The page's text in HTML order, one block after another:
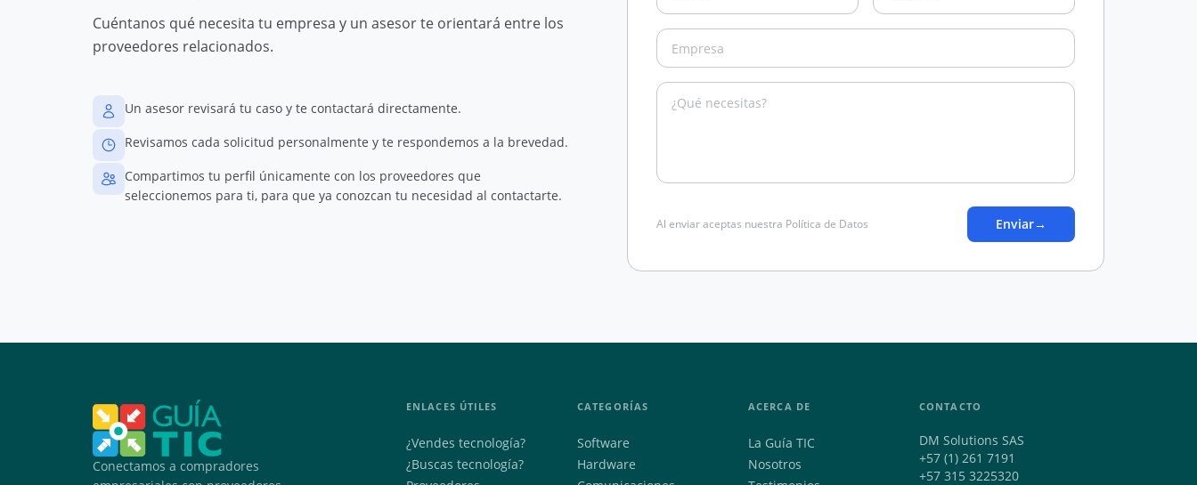
Cuéntanos qué necesita tu empresa y un asesor te orientará entre los
proveedores relacionados.
Un asesor revisará tu caso y te contactará directamente.
Revisamos cada solicitud personalmente y te respondemos a la brevedad.
Compartimos tu perfil únicamente con los proveedores que
seleccionemos para ti, para que ya conozcan tu necesidad al contactarte.
Al enviar aceptas nuestra Política de Datos Enviar→
Conectamos a compradores
ENLACES ÚTILES
¿Vendes tecnología?
¿Buscas tecnología?
CATEGORÍAS
Software
Hardware
ACERCA DE
La Guía TIC
Nosotros
CONTACTO
DM Solutions SAS
+57 (1) 261 7191
+57 315 3225320